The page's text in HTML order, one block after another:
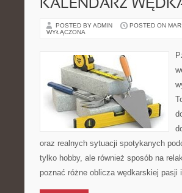
KALENDARZ
POSTED BY ADMIN POSTED ON
WYŁĄCZONA
oraz realnych sytuacji spotykanych
tylko hobby, ale również sposób na
poznać różne oblicza wędkarskiej